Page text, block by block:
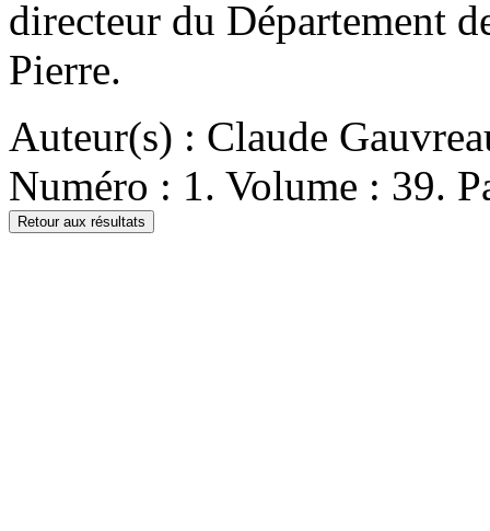
directeur du Département
Pierre.
Auteur(s) : Claude
Numéro : 1. Volume : 39.
Retour aux résultats